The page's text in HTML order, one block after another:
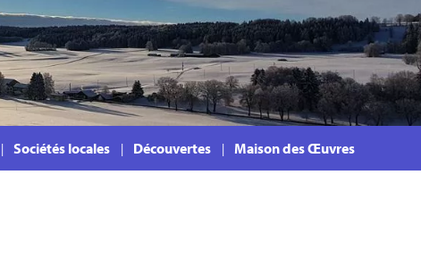
Sociétés locales Découvertes Maison des Œuvres